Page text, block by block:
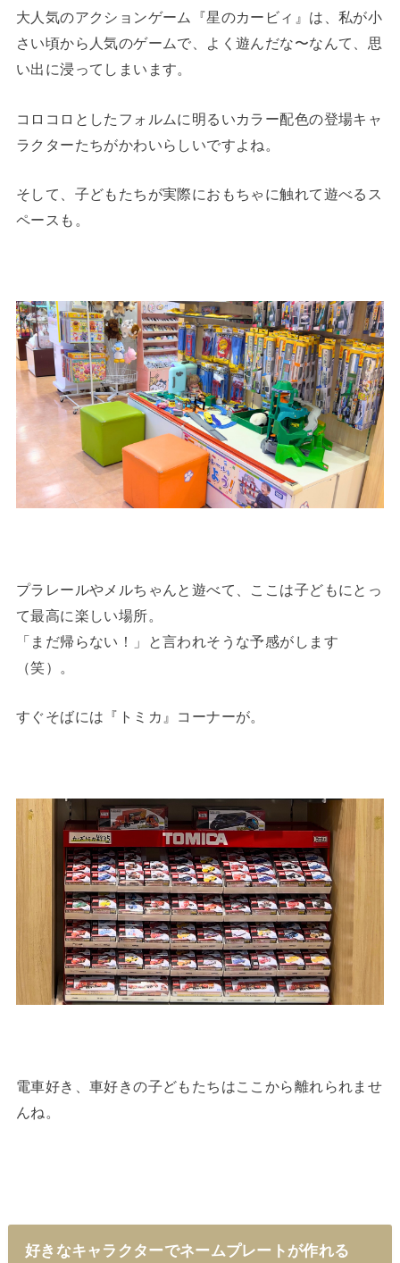
大人気のアクションゲーム『星のカービィ』は、私が小
さい頃から人気のゲームで、よく遊んだな〜なんて、思
い出に浸ってしまいます。
コロコロとしたフォルムに明るいカラー配色の登場キャ
ラクターたちがかわいらしいですよね。
そして、子どもたちが実際におもちゃに触れて遊べるス
ペースも。
プラレールやメルちゃんと遊べて、ここは子どもにとっ
て最高に楽しい場所。
「まだ帰らない！」と言われそうな予感がします
（笑）。
すぐそばには『トミカ』コーナーが。
電車好き、車好きの子どもたちはここから離れられませ
んね。
好きなキャラクターでネームプレートが作れる